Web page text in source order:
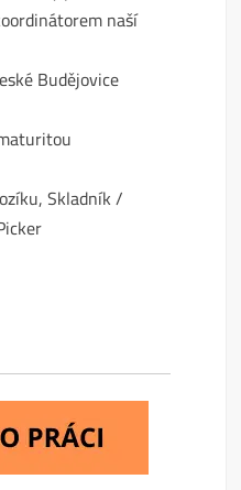
naší
Budějovice
Skladník /